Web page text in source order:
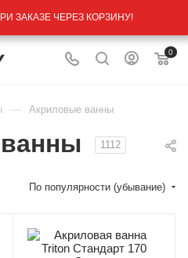
ЗАКАЗЕ ЧЕРЕЗ КОРЗИНУ!
0
— Акриловые ванны
1112
По популярности (убывание)